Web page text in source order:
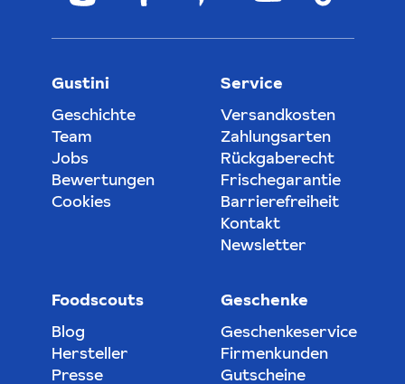
Gustini
Geschichte
Team
Jobs
Bewertungen
Cookies
Service
Versandkosten
Zahlungsarten
Rückgaberecht
Frischegarantie
Barrierefreiheit
Kontakt
Newsletter
Foodscouts
Blog
Hersteller
Presse
Geschenke
Geschenkeservice
Firmenkunden
Gutscheine